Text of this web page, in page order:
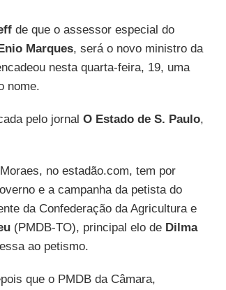
de que o assessor especial do
Marques, será o novo ministro da
nesta quarta-feira, 19, uma
nome.
pelo jornal O Estado de S. Paulo,
no estadão.com, tem por
e a campanha da petista do
da Confederação da Agricultura e
(PMDB-TO), principal elo de Dilma
ao petismo.
que o PMDB da Câmara,